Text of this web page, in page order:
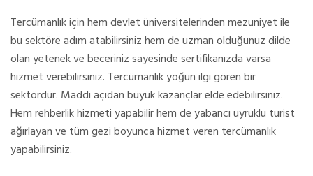
Tercümanlık için hem devlet üniversitelerinden mezuniyet ile
bu sektöre adım atabilirsiniz hem de uzman olduğunuz dilde
olan yetenek ve beceriniz sayesinde sertifikanızda varsa
hizmet verebilirsiniz. Tercümanlık yoğun ilgi gören bir
sektördür. Maddi açıdan büyük kazançlar elde edebilirsiniz.
Hem rehberlik hizmeti yapabilir hem de yabancı uyruklu turist
ağırlayan ve tüm gezi boyunca hizmet veren tercümanlık
yapabilirsiniz.